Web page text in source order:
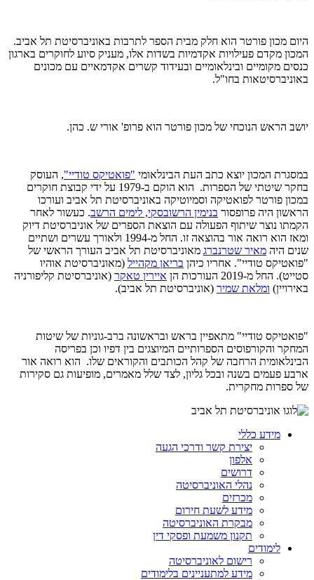
היום מכון פורטר הוא חלק מבית הספר לתרבות באוניברסיטת תל אביב.
המכון מקדם פעילויות אקדמיות בשדות אלו, מעניק סיוע לחוקרים בארגון
כנסים מקומיים ובינלאומיים ובעידוד קשרים אקדמאיים עם מכונים
באוניברסיטאות בחו"ל.
יושב הראש הנוכחי של מכון פורטר הוא פרופ' אורי ש. כהן.
במסגרת המכון יוצא כתב העת הבינלאומי "פואטיקס טודיי", העוסק
בחקר שיטתי של הספרות. הוא הוקם ב-1979 על ידי קבוצת חוקרים
במכון פורטר לפואטיקה וסמיוטיקה באוניברסיטת תל אביב ועורכו
הראשון היה פרופסור בנימין הרשובסקי, לימים הרשב. כעשור לאחר
הקמתו נוצר שיתוף הפעולה עם הוצאת הספרים של אוניברסיטת דיוק
ומאז הוא רואה אור בהוצאה זו. החל מ-1994 ולאורך עשרים ושתיים
שנים היה מאיר שטרנברג מאוניברסיטת תל אביב העורך הראשי של
"פואטיקס טודיי". אחריו כיהן בריאן מקהייל (מאוניברסיטת אוהיו
סטייט). החל מ-2019 העורכות הן
איירין טאקר (אוניברסיטת קליפורניה
באירויין) ומלאת שמיר (אוניברסיטת תל אביב).
"פואטיקס טודיי" מתאפיין בראש ובראשונה ברב-גוניות של שיטות
המחקר והקורפוסים הספרותיים המיוצגים בין דפיו וכן בפריסה
הבינלאומית הרחבה של קהל הכותבים והקוראים שלו. הוא רואה אור
ארבע פעמים בשנה ובכל גליון, לצד שלל מאמרים, מופיעות גם סקירות
של ספרות מחקרית.
מידע כללי
יצירת קשר ודרכי הגעה
אלפון
דרושים
נהלי האוניברסיטה
מכרזים
מידע לשעת חירום
מבקרת האוניברסיטה
תקנון משמעת ופסקי דין
לימודים
רישום לאוניברסיטה
מידע למתעניינים בלימודים